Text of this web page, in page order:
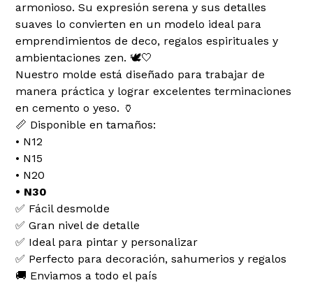
armonioso. Su expresión serena y sus detalles
suaves lo convierten en un modelo ideal para
emprendimientos de deco, regalos espirituales y
ambientaciones zen. 🕊️🤍
Nuestro molde está diseñado para trabajar de
manera práctica y lograr excelentes terminaciones
en cemento o yeso. 🏺
📏 Disponible en tamaños:
• N12
• N15
• N20
• N30
✅ Fácil desmolde
✅ Gran nivel de detalle
✅ Ideal para pintar y personalizar
✅ Perfecto para decoración, sahumerios y regalos
🚚 Enviamos a todo el país